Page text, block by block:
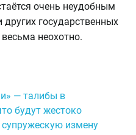
очень неудобным
государственных
неохотно.
— талибы в
будут жестоко
измену